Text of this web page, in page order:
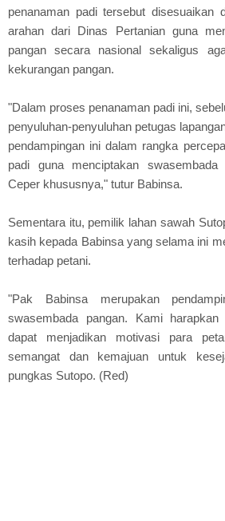
penanaman padi tersebut disesuaikan
arahan dari Dinas Pertanian guna
pangan secara nasional sekaligus
kekurangan pangan.
"Dalam proses penanaman padi ini,
penyuluhan-penyuluhan petugas
pendampingan ini dalam rangka
padi guna menciptakan
Ceper khususnya," tutur Babinsa.
Sementara itu, pemilik lahan sawah
kasih kepada Babinsa yang selama ini
terhadap petani.
"Pak Babinsa merupakan
swasembada pangan. Kami harapkan
dapat menjadikan motivasi para
semangat dan kemajuan untuk
pungkas Sutopo. (Red)